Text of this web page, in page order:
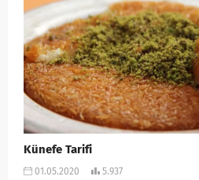
Künefe Tarifi
01.05.2020 5.937